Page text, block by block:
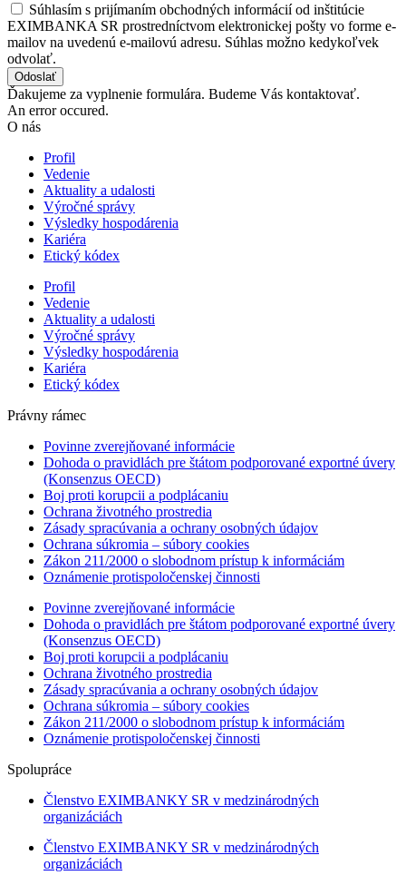
Súhlasím s prijímaním obchodných informácií od inštitúcie
EXIMBANKA SR prostredníctvom elektronickej pošty vo forme e-
mailov na uvedenú e-mailovú adresu. Súhlas možno kedykoľvek
odvolať.
Odoslať
Ďakujeme za vyplnenie formulára. Budeme Vás kontaktovať.
An error occured.
O nás
Profil
Vedenie
Aktuality a udalosti
Výročné správy
Výsledky hospodárenia
Kariéra
Etický kódex
Profil
Vedenie
Aktuality a udalosti
Výročné správy
Výsledky hospodárenia
Kariéra
Etický kódex
Právny rámec
Povinne zverejňované informácie
Dohoda o pravidlách pre štátom podporované exportné úvery
(Konsenzus OECD)
Boj proti korupcii a podplácaniu
Ochrana životného prostredia
Zásady spracúvania a ochrany osobných údajov
Ochrana súkromia – súbory cookies
Zákon 211/2000 o slobodnom prístup k informáciám
Oznámenie protispoločenskej činnosti
Povinne zverejňované informácie
Dohoda o pravidlách pre štátom podporované exportné úvery
(Konsenzus OECD)
Boj proti korupcii a podplácaniu
Ochrana životného prostredia
Zásady spracúvania a ochrany osobných údajov
Ochrana súkromia – súbory cookies
Zákon 211/2000 o slobodnom prístup k informáciám
Oznámenie protispoločenskej činnosti
Spolupráce
Členstvo EXIMBANKY SR v medzinárodných
organizáciách
Členstvo EXIMBANKY SR v medzinárodných
organizáciách